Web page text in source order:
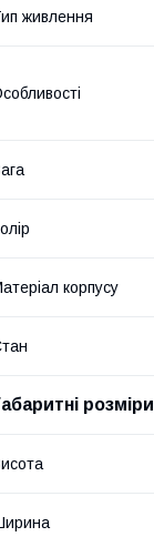
живлення
корпусу
розміри